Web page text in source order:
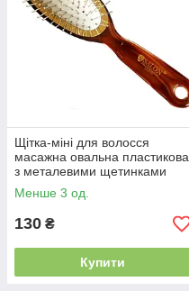
Щітка-міні для волосся
масажна овальна пластикова
з металевими щетинками
6235TTN Salon Professional
Менше 3 од.
130 ₴
Купити